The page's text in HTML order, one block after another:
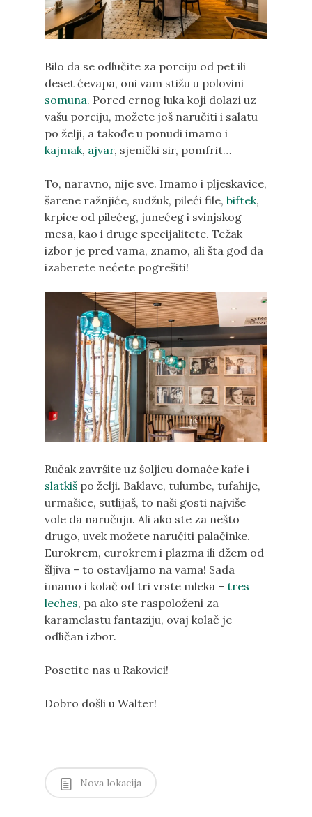
Bilo da se odlučite za porciju od pet ili
deset ćevapa, oni vam stižu u polovini
somuna. Pored crnog luka koji dolazi uz
vašu porciju, možete još naručiti i salatu
po želji, a takođe u ponudi imamo i
kajmak, ajvar, sjenički sir, pomfrit…
To, naravno, nije sve. Imamo i pljeskavice,
šarene ražnjiće, sudžuk, pileći file, biftek,
krpice od pilećeg, junećeg i svinjskog
mesa, kao i druge specijalitete. Težak
izbor je pred vama, znamo, ali šta god da
izaberete nećete pogrešiti!
Ručak završite uz šoljicu domaće kafe i
slatkiš po želji. Baklave, tulumbe, tufahije,
urmašice, sutlijaš, to naši gosti najviše
vole da naručuju. Ali ako ste za nešto
drugo, uvek možete naručiti palačinke.
Eurokrem, eurokrem i plazma ili džem od
šljiva – to ostavljamo na vama! Sada
imamo i kolač od tri vrste mleka – tres
leches, pa ako ste raspoloženi za
karamelastu fantaziju, ovaj kolač je
odličan izbor.
Posetite nas u Rakovici!
Dobro došli u Walter!
Nova lokacija